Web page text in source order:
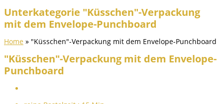
Unterkategorie "Küsschen"-Verpackung
mit dem Envelope-Punchboard
Home » "Küsschen"-Verpackung mit dem Envelope-Punchboard
"Küsschen"-Verpackung mit dem Envelope-
Punchboard